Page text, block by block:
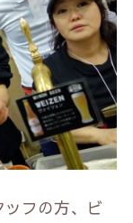
フの方、ビ